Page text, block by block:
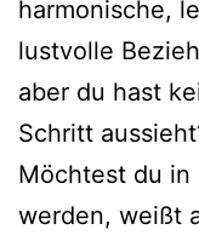
harmonische,
lustvolle
aber du hast
Schritt
Möchtest du in
werden, weißt